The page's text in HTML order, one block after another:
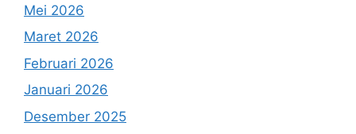
Mei 2026
Maret 2026
Februari 2026
Januari 2026
Desember 2025